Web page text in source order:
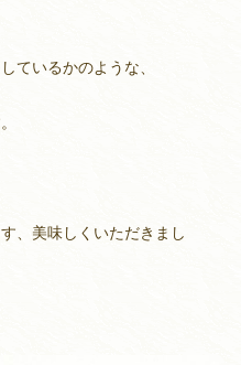
ているかのような、
、美味しくいただきまし